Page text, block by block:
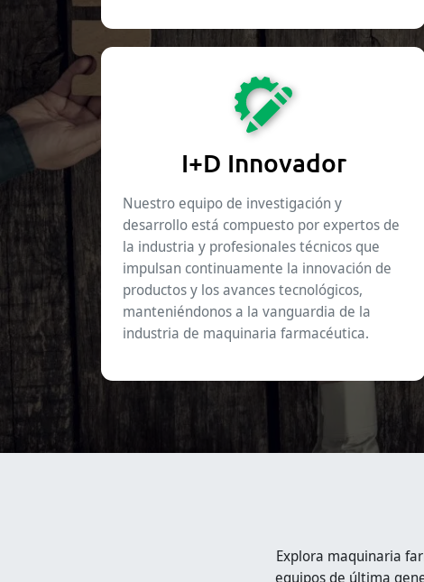
I+D Innovador
Nuestro equipo de investigación y
desarrollo está compuesto por expertos de
la industria y profesionales técnicos que
impulsan continuamente la innovación de
productos y los avances tecnológicos,
manteniéndonos a la vanguardia de la
industria de maquinaria farmacéutica.
Explora maquinaria
equipos de última